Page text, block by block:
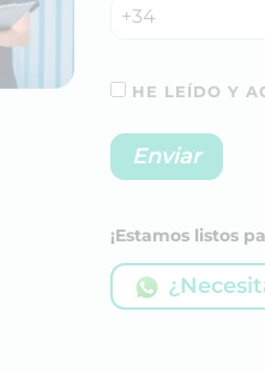
+34
HE LEÍDO Y
¡Estamos listos